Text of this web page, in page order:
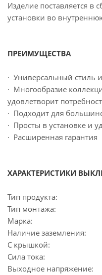
Изделие поставляется в
установки во
ПРЕИМУЩЕСТВА
· Универсальный стиль
· Многообразие
удовлетворит
· Подходит для
· Просты в установке и
· Расширенная гарантия
ХАРАКТЕРИСТИКИ
Тип продукта:
Тип монтажа:
Марка:
Наличие заземления:
С крышкой:
Сила тока:
Выходное напряжение: